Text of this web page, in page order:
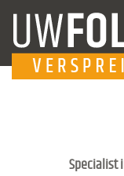
Specialist